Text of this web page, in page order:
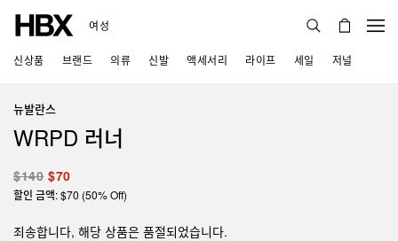
여성
신상품 브랜드 의류 신발 액세서리 라이프 세일 저널
뉴발란스
WRPD 러너
$140 $70
할인 금액: $70 (50% Off)
죄송합니다, 해당 상품은 품절되었습니다.